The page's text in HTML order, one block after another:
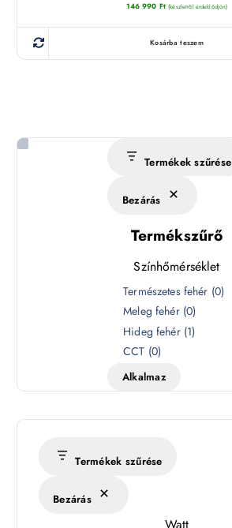
146 990 Ft (készletről érdeklődjön)
Kosárba teszem
Termékek szűrése
Bezárás
Termékszűrő
Színhőmérséklet
é
s
k
Természetes fehér (0)
Meleg fehér (0)
Hideg fehér (1)
CCT (0)
Alkalmaz
Termékek szűrése
Bezárás